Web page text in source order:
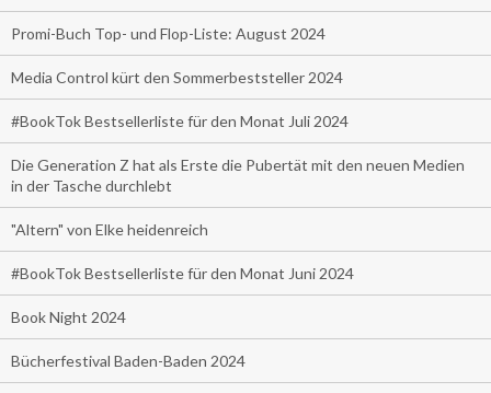
Promi-Buch Top- und Flop-Liste: August 2024
Media Control kürt den Sommerbeststeller 2024
#BookTok Bestsellerliste für den Monat Juli 2024
Die Generation Z hat als Erste die Pubertät mit den neuen Medien
in der Tasche durchlebt
"Altern" von Elke heidenreich
#BookTok Bestsellerliste für den Monat Juni 2024
Book Night 2024
Bücherfestival Baden-Baden 2024